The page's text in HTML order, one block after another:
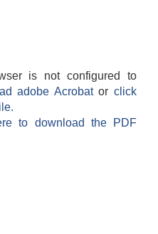
is not configured to
adobe Acrobatorclick
to download the PDF